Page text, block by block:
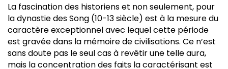
La fascination des historiens et non seulement, pour
la dynastie des Song (10-13 siècle) est à la mesure du
caractère exceptionnel avec lequel cette période
est gravée dans la mémoire de civilisations. Ce n’est
sans doute pas le seul cas à revêtir une telle aura,
mais la concentration des faits la caractérisant est